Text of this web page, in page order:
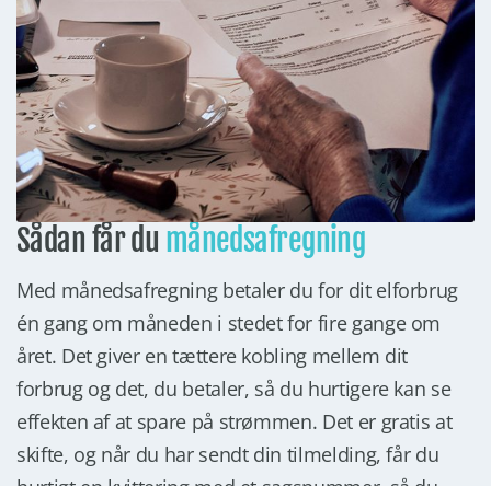
Sådan får du månedsafregning
Med månedsafregning betaler du for dit elforbrug
én gang om måneden i stedet for fire gange om
året. Det giver en tættere kobling mellem dit
forbrug og det, du betaler, så du hurtigere kan se
effekten af at spare på strømmen. Det er gratis at
skifte, og når du har sendt din tilmelding, får du